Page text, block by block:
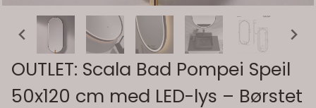
OUTLET: Scala Bad Pompei Speil
50x120 cm med LED-lys – Børstet